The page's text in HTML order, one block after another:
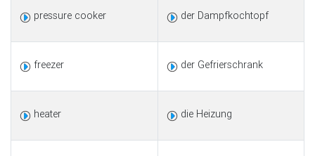
pressure cooker der Dampfkochtopf
freezer der Gefrierschrank
heater die Heizung